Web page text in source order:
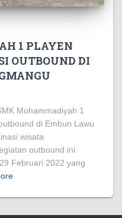
1 PLAYEN
OUTBOUND DI
Muhammadiyah 1
di Embun Lawu
wisata
outbound ini
Februari 2022 yang